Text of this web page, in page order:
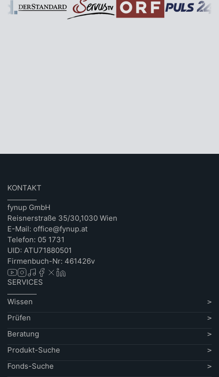
KONTAKT
fynup GmbH
Reisnerstraße 35/30,1030 Wien
E-Mail: office@fynup.at
Telefon: 05 1731
UID: ATU71880501
Firmenbuch-Nr: 461426v
SERVICES
Wissen
Prüfen
Beratung
Produkt-Suche
Fonds-Suche